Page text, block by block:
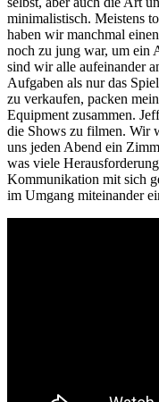
minimalistisch. Meistens
haben wir manchmal
noch zu jung war, um ein
sind wir alle aufeinander
Aufgaben als nur das
zu verkaufen, packen
Equipment zusammen.
die Shows zu filmen. Wir
uns jeden Abend ein
was viele
Kommunikation mit sich
im Umgang miteinander